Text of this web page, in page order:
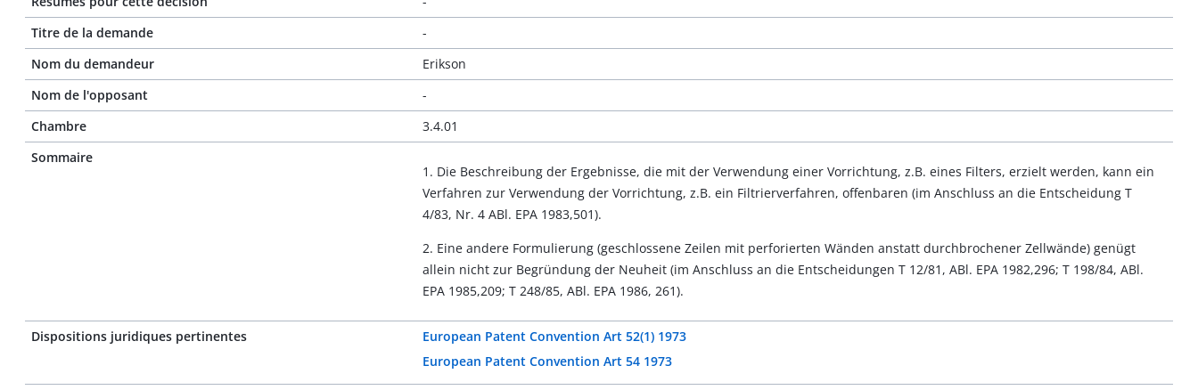
Titre de la demande
-
Nom du demandeur
Erikson
Nom de l'opposant
-
Chambre
3.4.01
Sommaire
1. Die Beschreibung der Ergebnisse, die mit der Verwendung einer Vorrichtung, z.B. eines Filters, erzielt werden, kann ein
Verfahren zur Verwendung der Vorrichtung, z.B. ein Filtrierverfahren, offenbaren (im Anschluss an die Entscheidung T
4/83, Nr. 4 ABl. EPA 1983,501).
2. Eine andere Formulierung (geschlossene Zeilen mit perforierten Wänden anstatt durchbrochener Zellwände) genügt
allein nicht zur Begründung der Neuheit (im Anschluss an die Entscheidungen T 12/81, ABl. EPA 1982,296; T 198/84, ABl.
EPA 1985,209; T 248/85, ABl. EPA 1986, 261).
Dispositions juridiques pertinentes
European Patent Convention Art 52(1) 1973
European Patent Convention Art 54 1973